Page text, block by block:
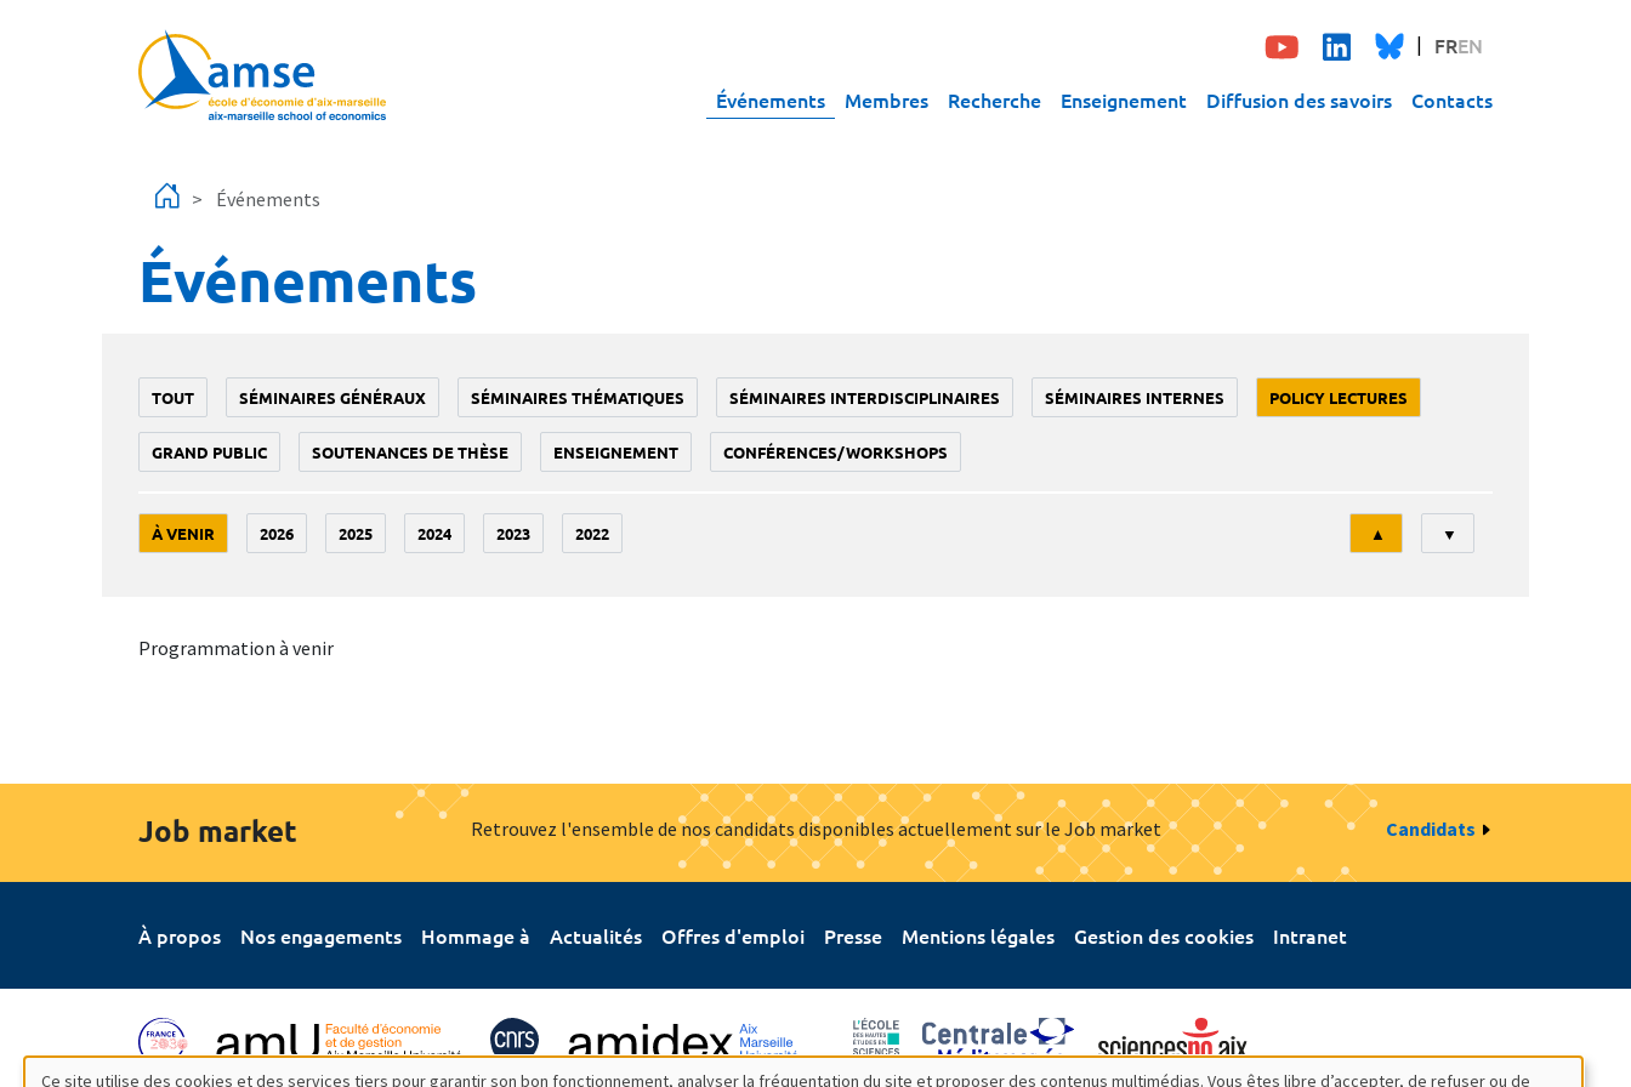
FREN
Événements Membres Recherche Enseignement Diffusion des savoirs Contacts
Événements
Événements
TOUT SÉMINAIRES GÉNÉRAUX SÉMINAIRES THÉMATIQUES SÉMINAIRES INTERDISCIPLINAIRES SÉMINAIRES INTERNES POLICY LECTURES
GRAND PUBLIC SOUTENANCES DE THÈSE ENSEIGNEMENT CONFÉRENCES/WORKSHOPS
À VENIR 2026 2025 2024 2023 2022
Tri
▲ ▼
Programmation à venir
Job market Retrouvez l'ensemble de nos candidats disponibles actuellement sur le Job market Candidats
À propos Nos engagements Hommage à Actualités Offres d'emploi Presse Mentions légales Gestion des cookies Intranet
Ce site utilise des cookies et des services tiers pour garantir son bon fonctionnement, analyser la fréquentation du site et proposer des contenus multimédias. Vous êtes libre d’accepter, de refuser ou de